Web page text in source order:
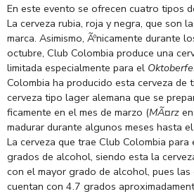
En este evento se ofrecen cuatro tipos
La cerveza rubia, roja y negra, que son
marca. Asimismo, Ãºnicamente durante
octubre, Club Colombia produce una
limitada especialmente para el
Colombia ha producido esta cerveza de
cerveza tipo lager alemana que se
ficamente en el mes de marzo (MÃ¤rz
madurar durante algunos meses hasta
La cerveza que trae Club Colombia
grados de alcohol, siendo esta la
con el mayor grado de alcohol, pues las
cuentan con 4.7 grados